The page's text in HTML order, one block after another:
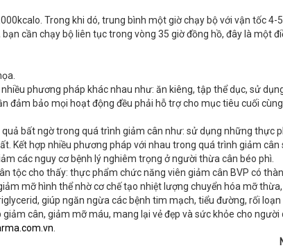
Trong khi dó, trung bình một giờ chạy bộ với vận tốc 4-
cần chạy bộ liên tục trong vòng 35 giờ đồng hồ, đây là một
phương pháp khác nhau như: ăn kiêng, tập thể dục, sử
đảm bảo mọi hoạt động đều phải hỗ trợ cho mục tiêu cuối
bất ngờ trong quá trình giảm cân như: sử dụng những thực
Kết hợp nhiều phương pháp với nhau trong quá trình giảm cân
các nguy cơ bệnh lý nghiêm trọng ở người thừa cân béo phì.
tộc cho thấy: thực phẩm chức năng viên giảm cân BVP có
mỡ hình thể nhờ cơ chế tạo nhiệt lượng chuyển hóa mỡ
giúp ngăn ngừa các bệnh tim mạch, tiểu đường, rối loạn
cân, giảm mỡ máu, mang lại vẻ đẹp và sức khỏe cho người